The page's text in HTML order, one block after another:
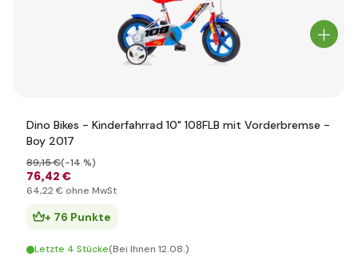
Dino Bikes - Kinderfahrrad 10" 108FLB mit Vorderbremse -
Boy 2017
76,42 €
89,15 €(-14 %)
64,22 € ohne MwSt
+ 76 Punkte
Letzte 4 Stücke(Bei Ihnen 12.08.)